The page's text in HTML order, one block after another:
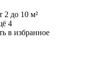
2 до 10 м²
4
в избранное